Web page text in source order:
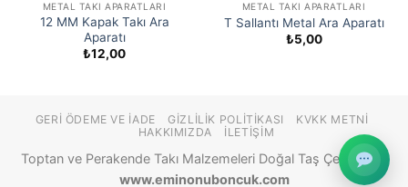
METAL TAKI APARATLARI
12 MM Kapak Takı Ara
Aparatı
₺12,00
METAL TAKI APARATLARI
T Sallantı Metal Ara Aparatı
₺5,00
GERI ÖDEME VE İADE GIZLILIK POLITIKASI
KVKK METNI
HAKKIMIZDA
İLETIŞIM
Toptan ve Perakende Takı Malzemeleri Doğal Taş Çeşitleri ©
www.eminonuboncuk.com